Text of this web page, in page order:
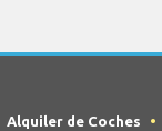
Alquiler de Coches